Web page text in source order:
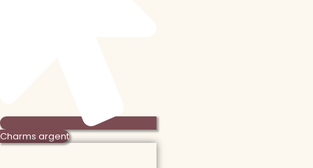
Charms argent